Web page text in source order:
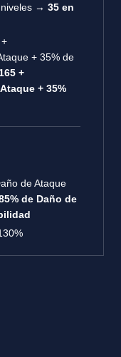
→ 35 en
+ 35% de
+
+ 35%
de Ataque
de Daño de